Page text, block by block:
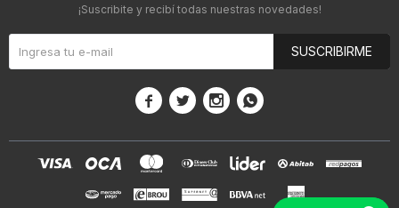
¡Suscribite y recibí todas nuestras novedades!
SUSCRIBIRME
   